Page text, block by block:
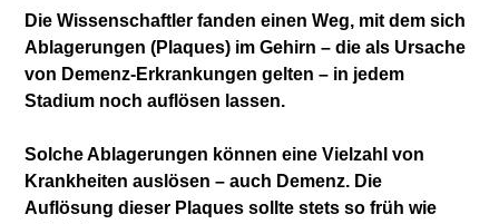
Die Wissenschaftler fanden einen Weg, mit demsich
Ablagerungen (Plaques) im Gehirn – dieals Ursache
von Demenz-Erkrankungen gelten – in jedem
Stadium noch auflösen lassen.
Solche Ablagerungen können eine Vielzahl von
Krankheiten auslösen – auch Demenz. Die
Auflösungdieser Plaques sollte stets so früh wie